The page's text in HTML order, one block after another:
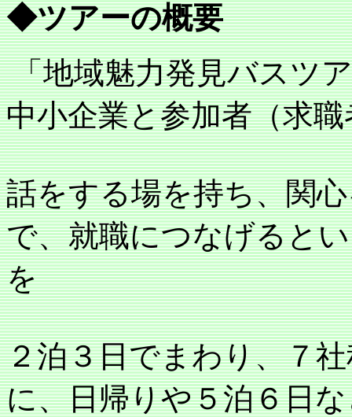
◆ツアーの概要
「地域魅力発見バスツ
中小企業と参加者（求
話をする場を持ち、関
で、就職につなげると
を
２泊３日でまわり、７
に、日帰りや５泊６日